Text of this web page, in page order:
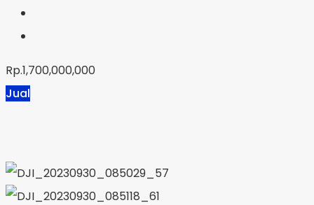
Rp.1,700,000,000
Jual